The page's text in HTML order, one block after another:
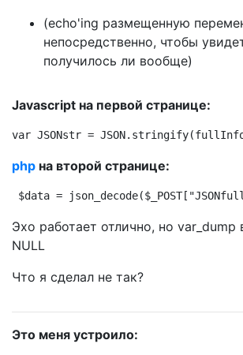
(echo'ing размещенную
непосредственно, чтобы
получилось ли вообще)
Javascript на первой странице:
var JSONstr =
php на второй странице:
$data =
Эхо работает отлично, но var_dump
NULL
Что я сделал не так?
Это меня устроило: